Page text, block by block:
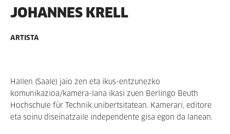
JOHANNES KRELL
ARTISTA
Hallen (Saale) jaio zen eta ikus-entzunezko
komunikazioa/kamera-lana ikasi zuen Berlingo Beuth
Hochschule für Technik unibertsitatean. Kamerari, editore
eta soinu diseinatzaile independente gisa egon da lanean.